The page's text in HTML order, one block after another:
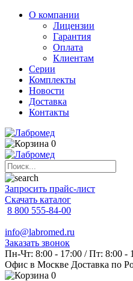
О компании
Лицензии
Гарантия
Оплата
Клиентам
Серии
Комплекты
Новости
Доставка
Контакты
0
Запросить прайс-лист
Скачать каталог
8 800 555-84-00
info@labromed.ru
Заказать звонок
Пн-Чт: 8:00 - 17:00 / Пт: 8:00 -
Офис в Москве Доставка по
0